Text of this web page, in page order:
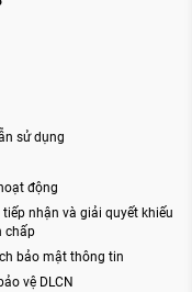
sử dụng
động
tiếp nhận và giải quyết khiếu
chấp
bảo mật thông tin
vệ DLCN